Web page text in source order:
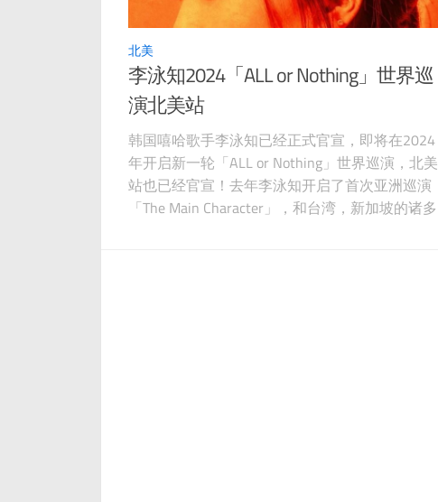
北美
李泳知2024「ALL or Nothing」世界巡
演北美站
韩国嘻哈歌手李泳知已经正式官宣，即将在2024
年开启新一轮「ALL or Nothing」世界巡演，北美
站也已经官宣！去年李泳知开启了首次亚洲巡演
「The Main Character」，和台湾，新加坡的诸多